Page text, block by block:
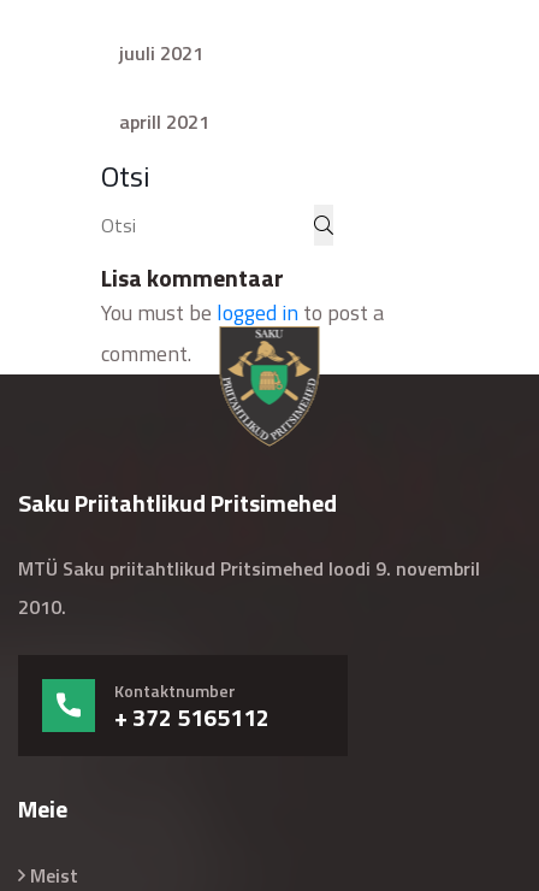
juuli 2021
aprill 2021
Otsi
Lisa kommentaar
You must be logged into post a
comment.
Saku Priitahtlikud Pritsimehed
MTÜ Saku priitahtlikud Pritsimehed loodi 9. novembril
2010.
Kontaktnumber
+ 372 5165112
Meie
Meist